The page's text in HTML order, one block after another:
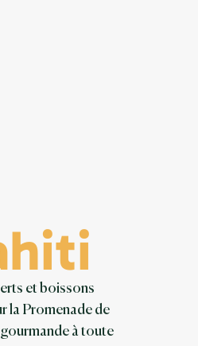
et boissons
la Promenade de
à toute